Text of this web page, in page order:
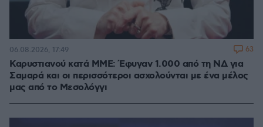
Καρυστιανού κατά ΜΜΕ: Έφυγαν 1.000 από τη ΝΔ για
Σαμαρά και οι περισσότεροι ασχολούνται με ένα μέλος
μας από το Μεσολόγγι
06.08.2026, 17:49 63